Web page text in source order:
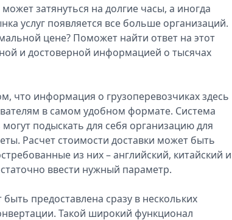
затянуться на долгие часы, а иногда
услуг появляется все больше организаций.
цене? Поможет найти ответ на этот
и достоверной информацией о тысячах
что информация о грузоперевозчиках здесь
в самом удобном формате. Система
подыскать для себя организацию для
Расчет стоимости доставки может быть
из них – английский, китайский и
ввести нужный параметр.
предоставлена сразу в нескольких
Такой широкий функционал